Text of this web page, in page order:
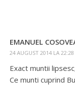
EMANUEL
24 AUGUST 2014 LA 22:28
Exact muntii
Ce munti cuprind